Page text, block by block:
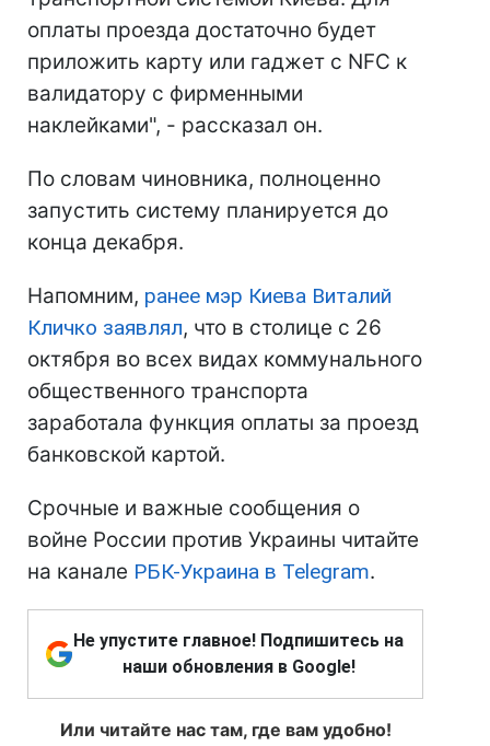
оплаты проезда достаточно будет
приложить карту или гаджет с NFC к
валидатору с фирменными
наклейками", - рассказал он.
По словам чиновника, полноценно
запустить систему планируется до
конца декабря.
Напомним, ранее мэр Киева Виталий
Кличко заявлял, что в столице с 26
октября во всех видах коммунального
общественного транспорта
заработала функция оплаты за проезд
банковской картой.
Срочные и важные сообщения о
войне России против Украины читайте
на канале РБК-Украина в Telegram.
Не упустите главное! Подпишитесь на
наши обновления в Google!
Или читайте нас там, где вам удобно!